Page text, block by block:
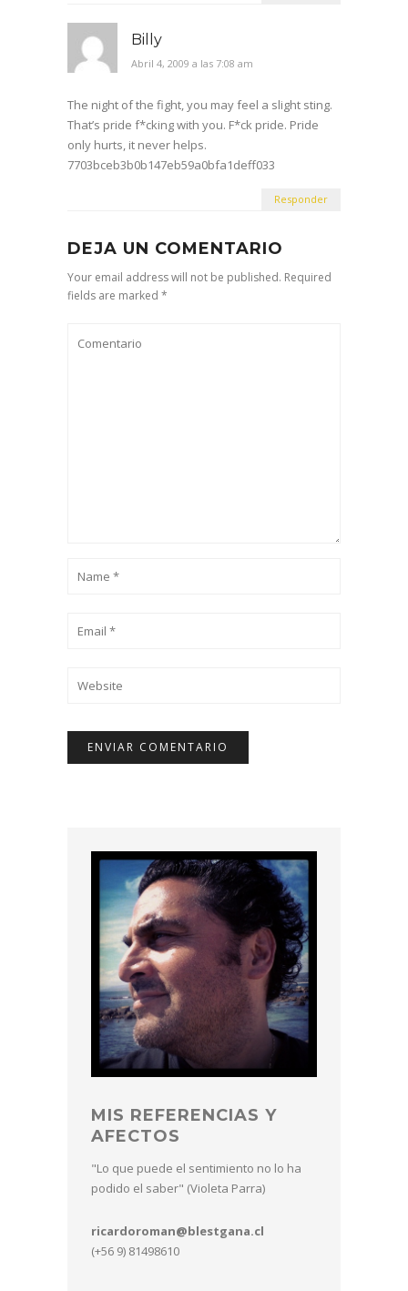
Billy
Abril 4, 2009 a las 7:08 am
The night of the fight, you may feel a slight sting.
That’s pride f*cking with you. F*ck pride. Pride
only hurts, it never helps.
7703bceb3b0b147eb59a0bfa1deff033
Responder
DEJA UN COMENTARIO
Your email address will not be published. Required
fields are marked *
MIS REFERENCIAS Y
AFECTOS
"Lo que puede el sentimiento no lo ha
podido el saber" (Violeta Parra)
ricardoroman@blestgana.cl
(+56 9) 81498610